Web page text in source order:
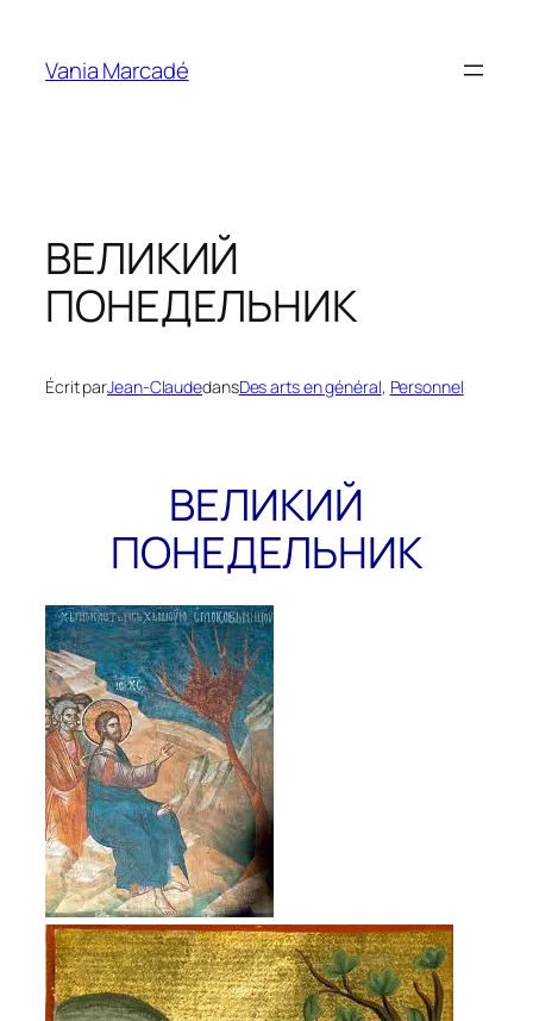
contenu
Vania Marcadé
ВЕЛИКИЙ
ПОНЕДЕЛЬНИК
Écrit parJean-ClaudedansDes arts en général, Personnel
ВЕЛИКИЙ
ПОНЕДЕЛЬНИК